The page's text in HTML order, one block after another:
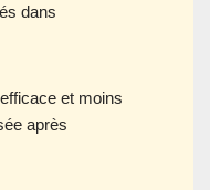
dans
et moins
après